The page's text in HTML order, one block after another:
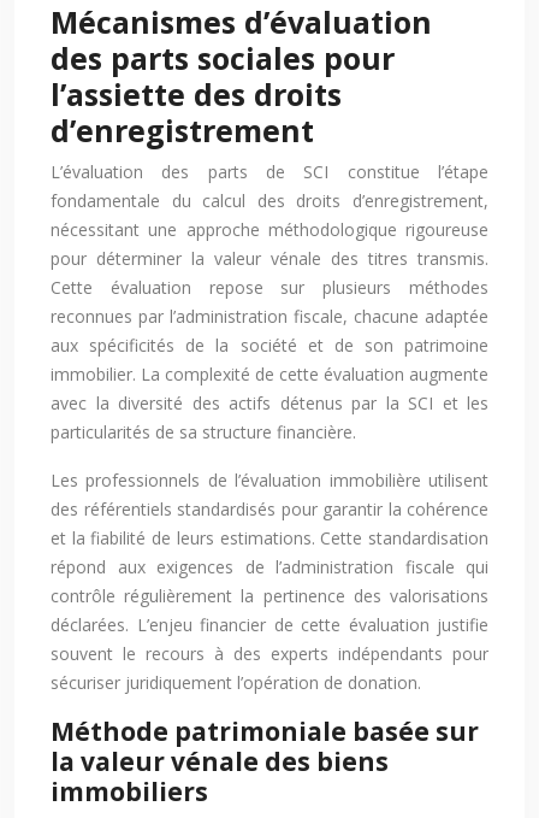
Mécanismes d’évaluation
des parts sociales pour
l’assiette des droits
d’enregistrement
L’évaluation des parts de SCI constitue l’étape
fondamentale du calcul des droits d’enregistrement,
nécessitant une approche méthodologique rigoureuse
pour déterminer la valeur vénale des titres transmis.
Cette évaluation repose sur plusieurs méthodes
reconnues par l’administration fiscale, chacune adaptée
aux spécificités de la société et de son patrimoine
immobilier. La complexité de cette évaluation augmente
avec la diversité des actifs détenus par la SCI et les
particularités de sa structure financière.
Les professionnels de l’évaluation immobilière utilisent
des référentiels standardisés pour garantir la cohérence
et la fiabilité de leurs estimations. Cette standardisation
répond aux exigences de l’administration fiscale qui
contrôle régulièrement la pertinence des valorisations
déclarées. L’enjeu financier de cette évaluation justifie
souvent le recours à des experts indépendants pour
sécuriser juridiquement l’opération de donation.
Méthode patrimoniale basée sur
la valeur vénale des biens
immobiliers